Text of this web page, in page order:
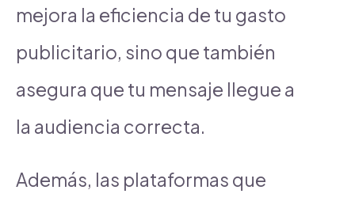
mejora la eficiencia de tu gasto
publicitario, sino que también
asegura que tu mensaje llegue a
la audiencia correcta.
Además, las plataformas que